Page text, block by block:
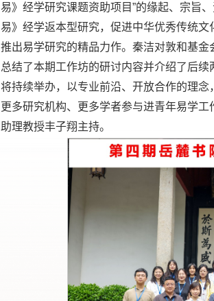
易》经学研究课题资助项目”的缘起、宗旨
易》经学返本型研究，促进中华优秀传统
推出易学研究的精品力作。秦洁对敦和基
总结了本期工作坊的研讨内容并介绍了后
将持续举办，以专业前沿、开放合作的理
更多研究机构、更多学者参与进青年易学
助理教授丰子翔主持。